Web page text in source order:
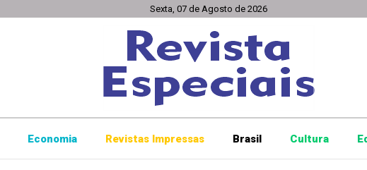
Sexta, 07 de Agosto de 2026
Economia Revistas Impressas Brasil Cultura